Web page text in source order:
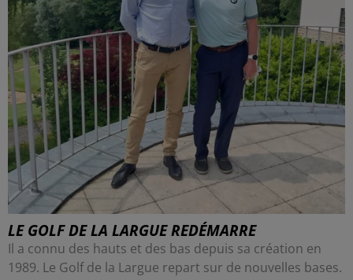
LE GOLF DE LA LARGUE REDÉMARRE
Il a connu des hauts et des bas depuis sa création en
1989. Le Golf de la Largue repart sur de nouvelles bases.